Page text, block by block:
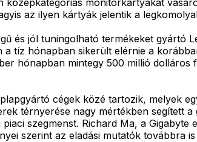
az ilyen kártyák jelentik a
és jól tuningolható termékeket gyártó
a tíz hónapban sikerült elérnie a
hónapban mintegy 500 millió
cégek közé tartozik, melyek
térnyerése nagy mértékben segített
szegmenst. Richard Ma, a
szerint az eladási mutatók továbbra